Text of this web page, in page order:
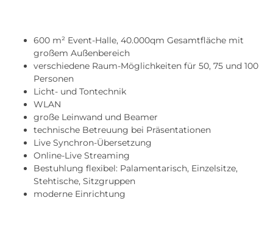
600 m² Event-Halle, 40.000qm Gesamtfläche mit
großem Außenbereich
verschiedene Raum-Möglichkeiten für 50, 75 und 100
Personen
Licht- und Tontechnik
WLAN
große Leinwand und Beamer
technische Betreuung bei Präsentationen
Live Synchron-Übersetzung
Online-Live Streaming
Bestuhlung flexibel: Palamentarisch, Einzelsitze,
Stehtische, Sitzgruppen
moderne Einrichtung